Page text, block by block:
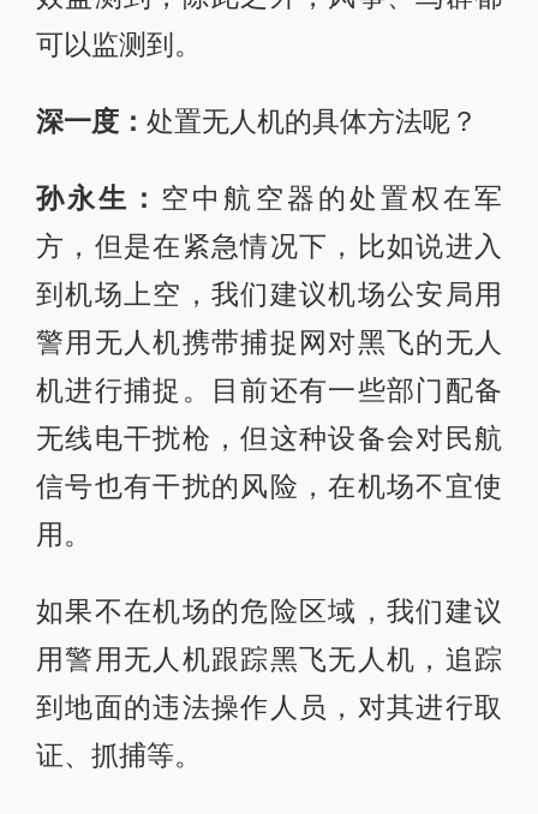
可以监测到。
深一度： 处置无人机的具体方法呢？
孙永生： 空中航空器的处置权在军
方，但是在紧急情况下，比如说进入
到机场上空，我们建议机场公安局用
警用无人机携带捕捉网对黑飞的无人
机进行捕捉。目前还有一些部门配备
无线电干扰枪，但这种设备会对民航
信号也有干扰的风险，在机场不宜使
用。
如果不在机场的危险区域，我们建议
用警用无人机跟踪黑飞无人机，追踪
到地面的违法操作人员，对其进行取
证、抓捕等。